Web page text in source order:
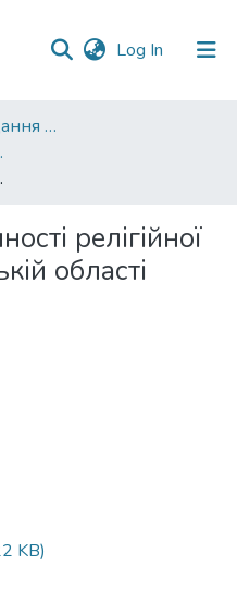
Log In (current)
Наукові фахові видання СумДПУ
науки
області
релігійної
області
KB)